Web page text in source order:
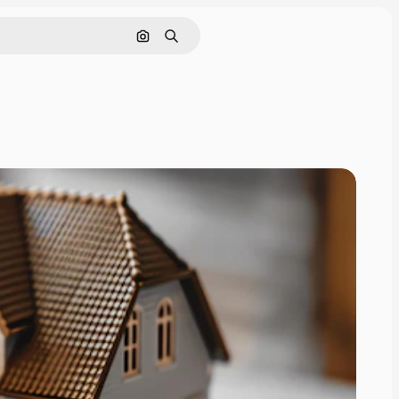
Nach Bild suchen
Suchen